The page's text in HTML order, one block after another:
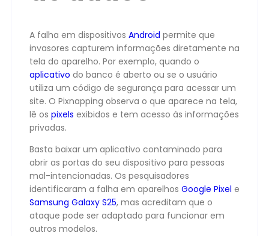
A falha em dispositivos Android permite que
invasores capturem informações diretamente na
tela do aparelho. Por exemplo, quando o
aplicativo do banco é aberto ou se o usuário
utiliza um código de segurança para acessar um
site. O Pixnapping observa o que aparece na tela,
lê os pixels exibidos e tem acesso às informações
privadas.
Basta baixar um aplicativo contaminado para
abrir as portas do seu dispositivo para pessoas
mal-intencionadas. Os pesquisadores
identificaram a falha em aparelhos Google Pixel e
Samsung Galaxy S25, mas acreditam que o
ataque pode ser adaptado para funcionar em
outros modelos.